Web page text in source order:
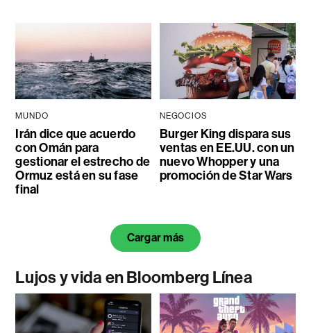
MUNDO
Irán dice que acuerdo
con Omán para
gestionar el estrecho de
Ormuz está en su fase
final
NEGOCIOS
Burger King dispara sus
ventas en EE.UU. con un
nuevo Whopper y una
promoción de Star Wars
Cargar más
Lujos y vida en Bloomberg Línea